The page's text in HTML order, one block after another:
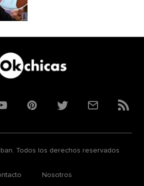
YouTubePinterestTwitterCorreoRSS
Todos los derechos reservados
Nosotros